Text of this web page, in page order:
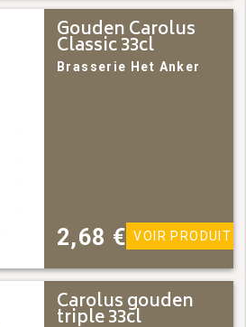
Gouden Carolus
Classic 33cl
Brasserie Het Anker
2,68 € VOIR PRODUIT
Carolus gouden
triple 33cl